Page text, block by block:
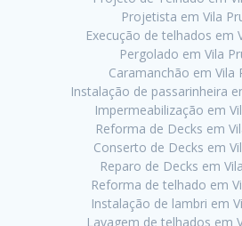
Projetista em Vila
Execução de telhados em
Pergolado em Vila
Caramanchão em Vila
Instalação de passarinheira
Impermeabilização em
Reforma de Decks em
Conserto de Decks em
Reparo de Decks em
Reforma de telhado em
Instalação de lambri em
Lavagem de telhados em